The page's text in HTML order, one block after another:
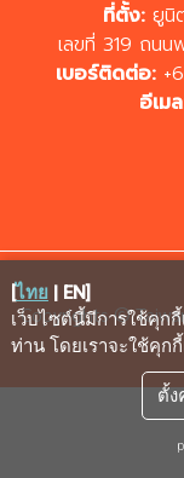
ที่ตั้ง: ยูนิ
เลขที่ 319 ถน
เบอร์ติดต่อ:
อีเม
Copyrights ©
[ไทย | EN]
เว็บไซต์นี้มีการใช้คุก
ท่าน โดยเราจะใช้คุก
ตั้ง